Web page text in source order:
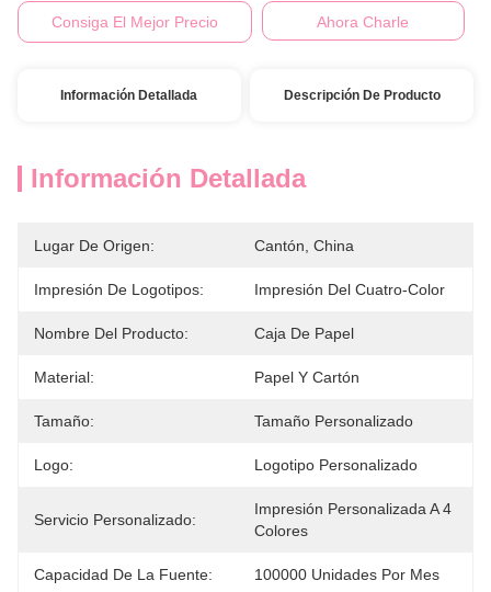
Consiga El Mejor Precio Ahora Charle
Información Detallada Descripción De Producto
Información Detallada
Lugar De Origen: Cantón, China
Impresión De Logotipos: Impresión Del Cuatro-Color
Nombre Del Producto: Caja De Papel
Material: Papel Y Cartón
Tamaño: Tamaño Personalizado
Logo: Logotipo Personalizado
Servicio Personalizado:
Impresión Personalizada A 4
Colores
Capacidad De La Fuente: 100000 Unidades Por Mes